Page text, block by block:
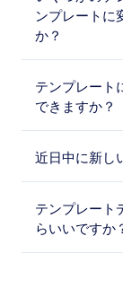
ンプレートに
か？
テンプレート
できますか？
近日中に新し
テンプレート
らいいですか